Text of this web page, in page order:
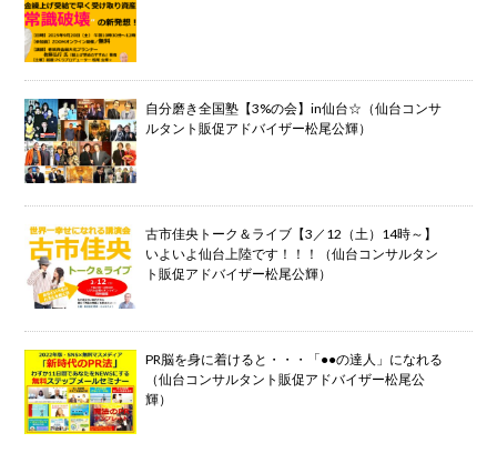
自分磨き全国塾【3%の会】in仙台☆（仙台コンサ
ルタント販促アドバイザー松尾公輝）
古市佳央トーク＆ライブ【3／12（土）14時～】
いよいよ仙台上陸です！！！（仙台コンサルタン
ト販促アドバイザー松尾公輝）
PR脳を身に着けると・・・「●●の達人」になれる
（仙台コンサルタント販促アドバイザー松尾公
輝）